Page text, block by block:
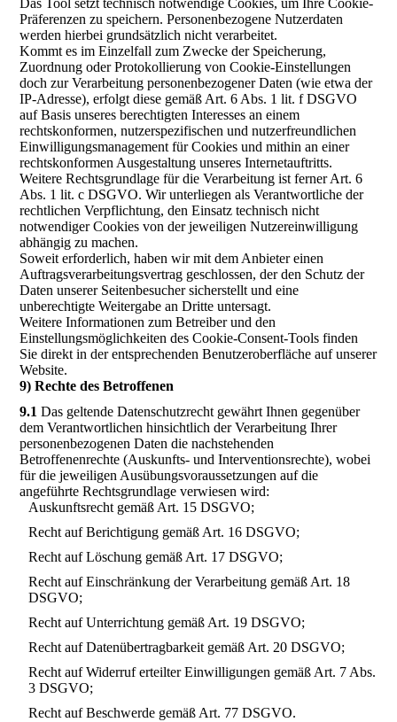
Das Tool setzt technisch notwendige Cookies, um Ihre Cookie-
Präferenzen zu speichern. Personenbezogene Nutzerdaten
werden hierbei grundsätzlich nicht verarbeitet.
Kommt es im Einzelfall zum Zwecke der Speicherung,
Zuordnung oder Protokollierung von Cookie-Einstellungen
doch zur Verarbeitung personenbezogener Daten (wie etwa der
IP-Adresse), erfolgt diese gemäß Art. 6 Abs. 1 lit. f DSGVO
auf Basis unseres berechtigten Interesses an einem
rechtskonformen, nutzerspezifischen und nutzerfreundlichen
Einwilligungsmanagement für Cookies und mithin an einer
rechtskonformen Ausgestaltung unseres Internetauftritts.
Weitere Rechtsgrundlage für die Verarbeitung ist ferner Art. 6
Abs. 1 lit. c DSGVO. Wir unterliegen als Verantwortliche der
rechtlichen Verpflichtung, den Einsatz technisch nicht
notwendiger Cookies von der jeweiligen Nutzereinwilligung
abhängig zu machen.
Soweit erforderlich, haben wir mit dem Anbieter einen
Auftragsverarbeitungsvertrag geschlossen, der den Schutz der
Daten unserer Seitenbesucher sicherstellt und eine
unberechtigte Weitergabe an Dritte untersagt.
Weitere Informationen zum Betreiber und den
Einstellungsmöglichkeiten des Cookie-Consent-Tools finden
Sie direkt in der entsprechenden Benutzeroberfläche auf unserer
Website.
9) Rechte des Betroffenen
9.1 Das geltende Datenschutzrecht gewährt Ihnen gegenüber
dem Verantwortlichen hinsichtlich der Verarbeitung Ihrer
personenbezogenen Daten die nachstehenden
Betroffenenrechte (Auskunfts- und Interventionsrechte), wobei
für die jeweiligen Ausübungsvoraussetzungen auf die
angeführte Rechtsgrundlage verwiesen wird:
Auskunftsrecht gemäß Art. 15 DSGVO;
Recht auf Berichtigung gemäß Art. 16 DSGVO;
Recht auf Löschung gemäß Art. 17 DSGVO;
Recht auf Einschränkung der Verarbeitung gemäß Art. 18
DSGVO;
Recht auf Unterrichtung gemäß Art. 19 DSGVO;
Recht auf Datenübertragbarkeit gemäß Art. 20 DSGVO;
Recht auf Widerruf erteilter Einwilligungen gemäß Art. 7 Abs.
3 DSGVO;
Recht auf Beschwerde gemäß Art. 77 DSGVO.